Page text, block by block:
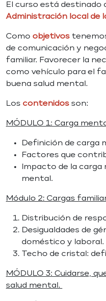
El curso está destinado
Administración local de
Como objetivos
de comunicación y
familiar. Favorecer la
como vehículo para el
buena salud mental.
Los contenidos son:
MÓDULO 1: Carga
Definición de carga
Factores que
Impacto de la carga
mental.
Módulo 2: Cargas
Distribución de
Desigualdades de
doméstico y laboral.
Techo de cristal:
MÓDULO 3: Cuidarse,
salud mental.